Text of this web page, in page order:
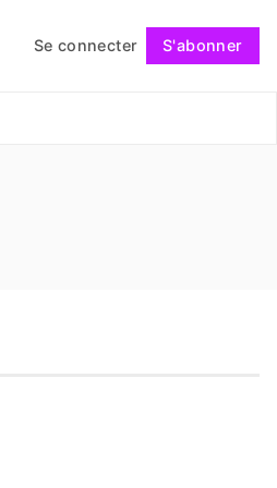
Se connecter S'abonner
Suivre